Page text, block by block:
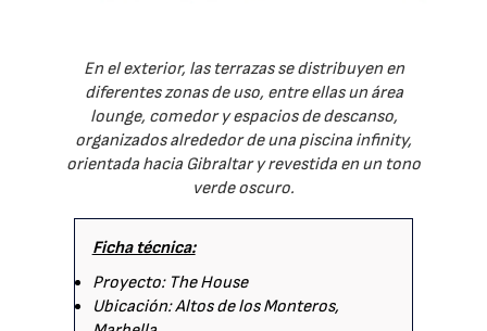
En el exterior, las terrazas se distribuyen en
diferentes zonas de uso, entre ellas un área
lounge, comedor y espacios de descanso,
organizados alrededor de una piscina infinity,
orientada hacia Gibraltar y revestida en un tono
verde oscuro.
Ficha técnica:
Proyecto: The House
Ubicación: Altos de los Monteros,